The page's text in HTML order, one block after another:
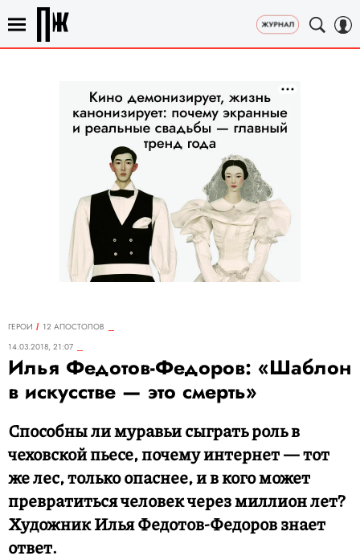
ГЕРОИ
12 АПОСТОЛОВ
14.03.2018, 21:07
Илья Федотов-Федоров: «Шаблон
в искусстве — это смерть»
Способны ли муравьи сыграть роль в
чеховской пьесе, почему интернет — тот
же лес, только опаснее, и в кого может
превратиться человек через миллион лет?
Художник Илья Федотов-Федоров знает
ответ.